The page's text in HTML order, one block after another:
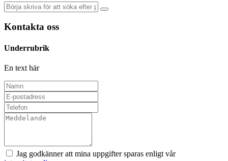
Kontakta oss
Underrubrik
En text här
Jag godkänner att mina uppgifter sparas enligt vår